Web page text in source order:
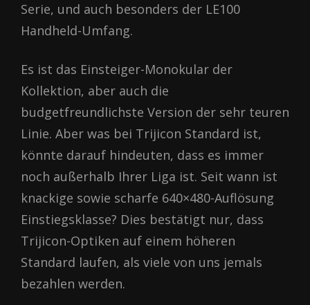
Serie, und auch besonders der LE100
Handheld-Umfang.
Es ist das Einsteiger-Monokular der
Kollektion, aber auch die
budgetfreundlichste Version der sehr teuren
Linie. Aber was bei Trijicon Standard ist,
könnte darauf hindeuten, dass es immer
noch außerhalb Ihrer Liga ist. Seit wann ist
knackige sowie scharfe 640×480-Auflösung
Einstiegsklasse? Dies bestätigt nur, dass
Trijicon-Optiken auf einem höheren
Standard laufen, als viele von uns jemals
bezahlen werden.